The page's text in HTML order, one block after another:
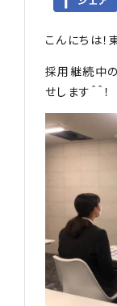
こんにちは！
採用継続中
せします＾＾！